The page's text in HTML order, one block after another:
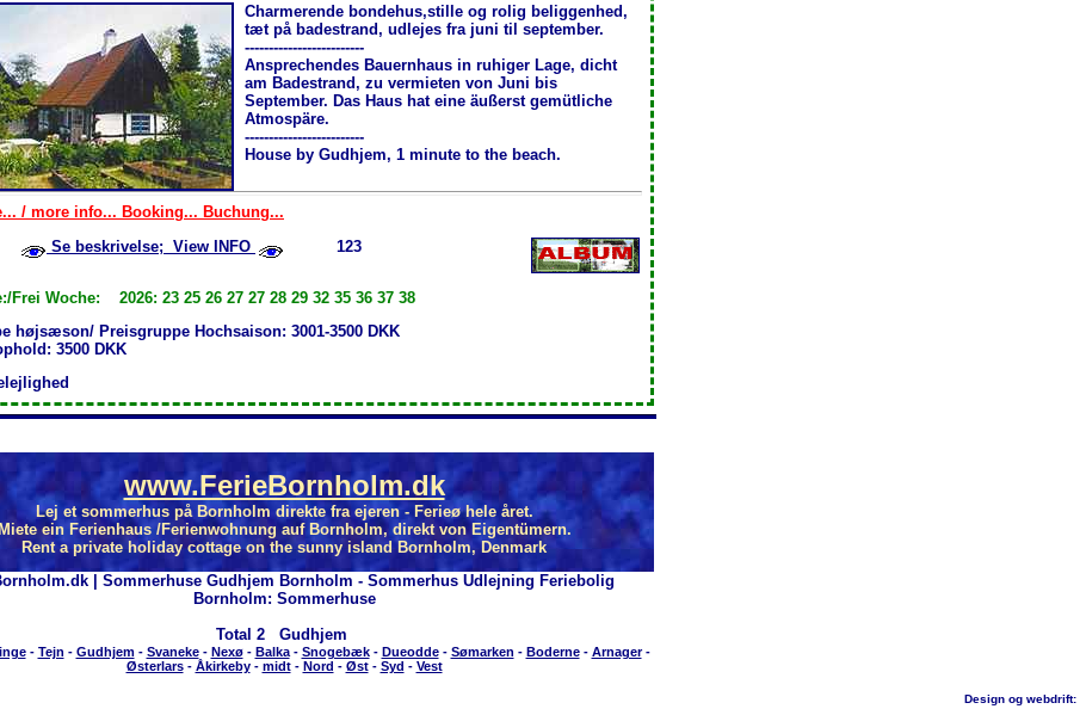
Charmerende bondehus,stille og rolig beliggenhed,
tæt på badestrand, udlejes fra juni til september.
-------------------------
Ansprechendes Bauernhaus in ruhiger Lage, dicht
am Badestrand, zu vermieten von Juni bis
September. Das Haus hat eine äußerst gemütliche
Atmospäre.
-------------------------
House by Gudhjem, 1 minute to the beach.
/ more info... Booking... Buchung...
Se beskrivelse; View INFO 123
Frei Woche: 2026: 23 25 26 27 27 28 29 32 35 36 37 38
højsæson/ Preisgruppe Hochsaison: 3001-3500 DKK
3500 DKK
www.FerieBornholm.dk
Lej et sommerhus på Bornholm direkte fra ejeren - Ferieø hele året.
ein Ferienhaus /Ferienwohnung auf Bornholm, direkt von Eigentümern.
Rent a private holiday cottage on the sunny island Bornholm, Denmark
| Sommerhuse Gudhjem Bornholm - Sommerhus Udlejning Feriebolig
Bornholm: Sommerhuse
Total 2 Gudhjem
- Tejn - Gudhjem- Svaneke- Nexø- Balka- Snogebæk- Dueodde- Sømarken - Boderne- Arnager-
Østerlars- Åkirkeby- midt- Nord - Øst- Syd - Vest
Design og webdrift: